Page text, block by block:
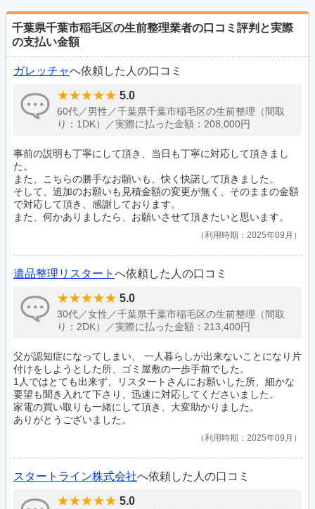
千葉県千葉市稲毛区の生前整理業者の口コミ評判と実際
の支払い金額
ガレッチャへ依頼した人の口コミ
5.0
60代／男性／千葉県千葉市稲毛区の生前整理（間取
り：1DK）／実際に払った金額：208,000円
事前の説明も丁寧にして頂き、当日も丁寧に対応して頂きまし
た。
また、こちらの勝手なお願いも、快く快諾して頂きました。
そして、追加のお願いも見積金額の変更が無く、そのままの金額
で対応して頂き、感謝しております。
また、何かありましたら、お願いさせて頂きたいと思います。
利用時期：2025年09月
遺品整理リスタート へ依頼した人の口コミ
5.0
30代／女性／千葉県千葉市稲毛区の生前整理（間取
り：2DK）／実際に払った金額：213,400円
父が認知症になってしまい、 一人暮らしが出来ないことになり片
付けをしようとした所、ゴミ屋敷の一歩手前でした。
1人ではとても出来ず、リスタートさんにお願いした所、細かな
要望も聞き入れて下さり、迅速に対応してくださいました。
家電の買い取りも一緒にして頂き、大変助かりました。
ありがとうございました。
利用時期：2025年09月
スタートライン株式会社へ依頼した人の口コミ
5.0